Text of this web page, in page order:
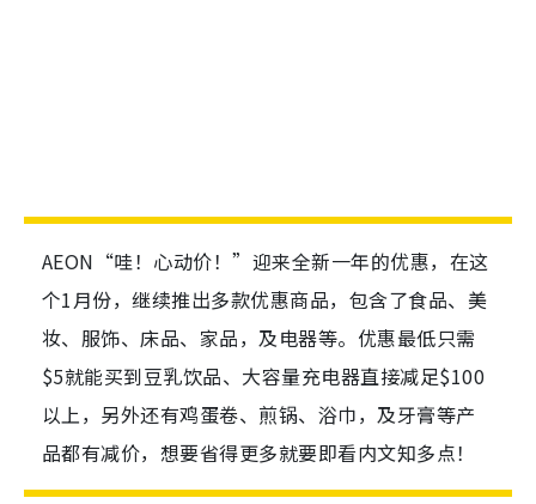
AEON“哇！心动价！”迎来全新一年的优惠，在这
个1月份，继续推出多款优惠商品，包含了食品、美
妆、服饰、床品、家品，及电器等。优惠最低只需
$5就能买到豆乳饮品、大容量充电器直接减足$100
以上，另外还有鸡蛋卷、煎锅、浴巾，及牙膏等产
品都有减价，想要省得更多就要即看内文知多点！